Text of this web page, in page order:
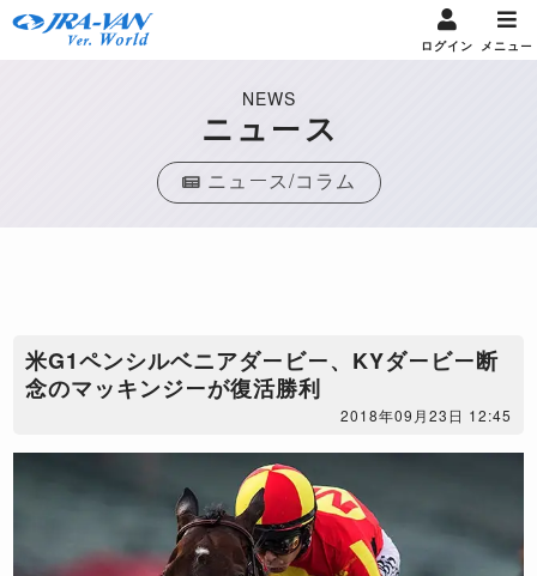
ログイン メニュー
NEWS
ニュース
ニュース/コラム
米G1ペンシルベニアダービー、KYダービー断
念のマッキンジーが復活勝利
2018年09月23日 12:45